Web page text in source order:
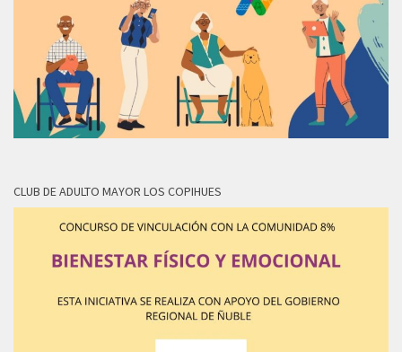
CLUB DE ADULTO MAYOR LOS COPIHUES